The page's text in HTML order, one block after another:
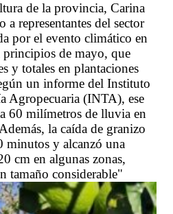
de la provincia, Carina
representantes del sector
por el evento climático en
de mayo, que
y totales en plantaciones
un informe del Instituto
Agropecuaria (INTA), ese
60 milímetros de lluvia en
la caída de granizo
minutos y alcanzó una
cm en algunas zonas,
tamaño considerable"